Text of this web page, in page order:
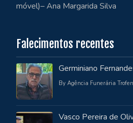
móvel)– Ana Margarida Silva
Falecimentos recentes
Germiniano
By Agência Funerária
Vasco Pereira de